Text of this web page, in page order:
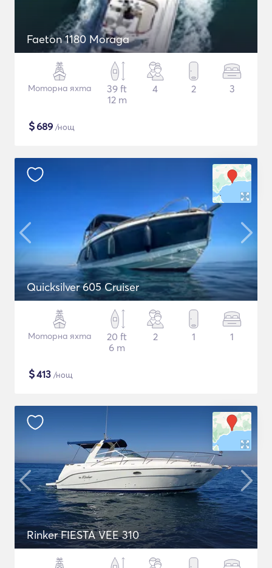
Faeton 1180 Moraga
Моторна яхта
39 ft
12 m
4 2 3
$689 /нощ
Quicksilver 605 Cruiser
Моторна яхта
20 ft
6 m
2 1 1
$413 /нощ
Rinker FIESTA VEE 310